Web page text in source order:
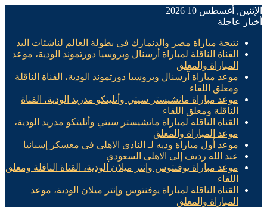
الإثنين, أغسطس 10 2026
أخبار عاجلة
نتيجة مباراة مصر والدنمارك فى بطولة العالم لناشئات اليد
القناة الناقلة لمباراة أرسنال وبروسيا دورتموند الودية، موعد
المباراة والمعلق
موعد مباراة آرسنال وبروسيا دورتموند الودية، القناة الناقلة
ومعلق اللقاء
موعد مباراة مانشيستر سيتي وأتليتكو مدريد الودية، القناة
الناقلة ومعلق اللقاء
القناة الناقلة لمباراة مانشيستر سيتي وأتليتكو مدريد الودية،
موعد المباراة والمعلق
موعد أول مباراة وديه لـ النادى الاهلى فى معسكر إسبانيا
عبد الله رديف إلى الاهلى السعودي
موعد مباراة يوفنتوس وإنتر ميلان الودية، القناة الناقلة ومعلق
اللقاء
القناة الناقلة لمباراة يوفنتوس وإنتر ميلان الودية، موعد
المباراة والمعلق